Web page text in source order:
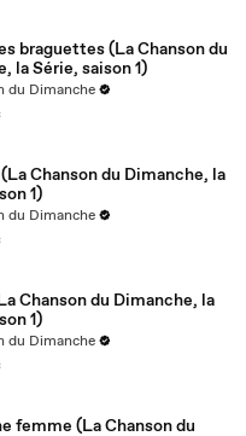
braguettes (La Chanson du
la Série, saison 1)
du Dimanche
Chanson du Dimanche, la
1)
du Dimanche
Chanson du Dimanche, la
1)
du Dimanche
femme (La Chanson du